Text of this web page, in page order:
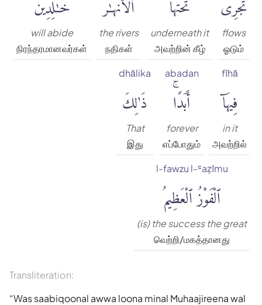
flows
ஓடும்
underneath it
அவற்றின் கீழ்
the rivers
நதிகள்
will abide
நிரந்தரமானவர்கள்
fīhā
فِيهَآ
in it
அவற்றில்
abadan
أَبَدًاۚ
forever
எப்போதும்
dhālika
ذَٰلِكَ
That
இது
l-fawzu l-ʿaẓīmu
ٱلْفَوْزُ ٱلْعَظِيمُ
(is) the success the great
வெற்றி/மகத்தானது
Transliteration:
Was saabiqoonal awwa loona minal Muhaajireena wal